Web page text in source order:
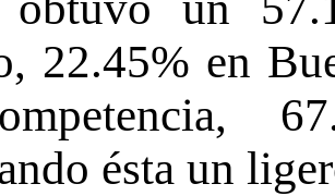
22.45% en
ésta un